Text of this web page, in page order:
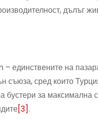
дълъг
единствените на
съюза, сред които
бустери за максимална
[3].